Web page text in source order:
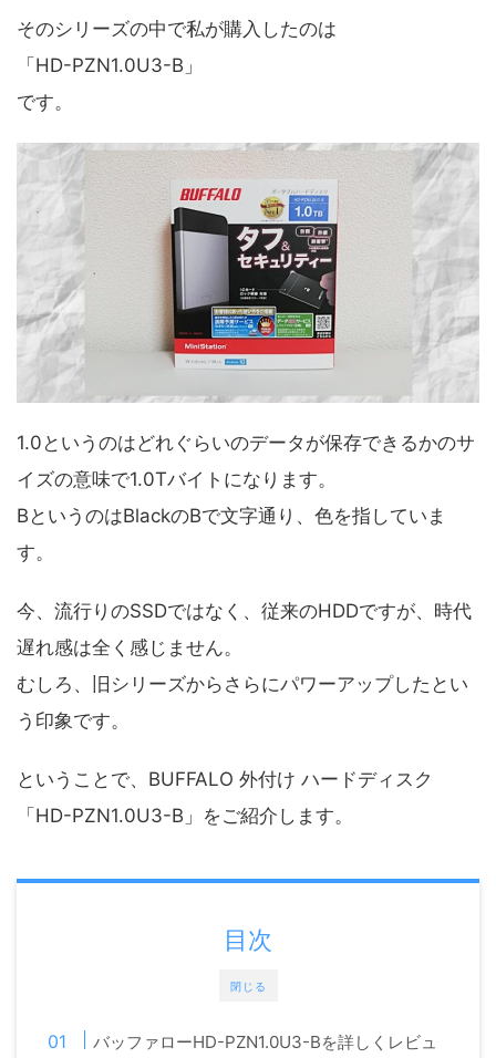
そのシリーズの中で私が購入したのは
「HD-PZN1.0U3-B」
です。
1.0というのはどれぐらいのデータが保存できるかのサ
イズの意味で1.0Tバイトになります。
BというのはBlackのBで文字通り、色を指していま
す。
今、流行りのSSDではなく、従来のHDDですが、時代
遅れ感は全く感じません。
むしろ、旧シリーズからさらにパワーアップしたとい
う印象です。
ということで、BUFFALO 外付け ハードディスク
「HD-PZN1.0U3-B」をご紹介します。
閉じる
目次
バッファローHD-PZN1.0U3-Bを詳しくレビュ